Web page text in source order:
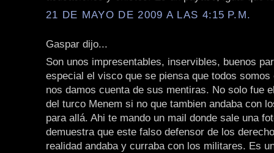
21 DE MAYO DE 2009 A LAS 4:15 P.M.
Gaspar dijo...
Son unos impresentables, inservibles, buenos
especial el visco que se piensa que todos somos
nos damos cuenta de sus mentiras. No solo fue
del turco Menem si no que tambien andaba con
para allá. Ahi te mando un mail donde sale una
demuestra que este falso defensor de los
realidad andaba y curraba con los militares. Es